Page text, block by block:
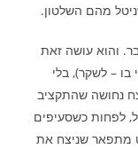
מהם השלטון.
והוא עושה זאת
בו – לשקר), בלי
נחושה שהתקציב
לפחות כשסעיפים
מתפאר שניצח את